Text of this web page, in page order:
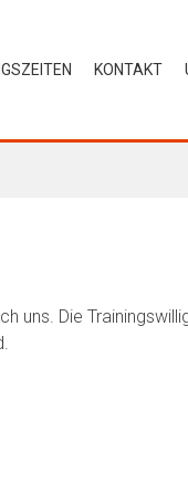
KONTAKT
uns. Die